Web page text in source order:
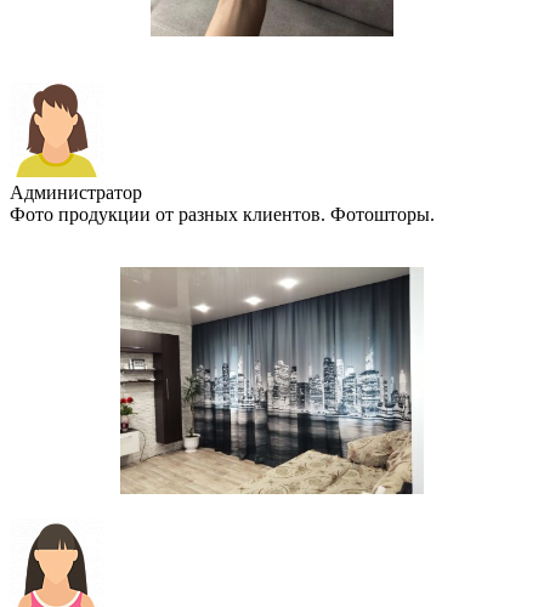
Администратор
Фото продукции от разных клиентов. Фотошторы.